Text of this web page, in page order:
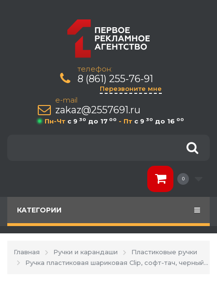
телефон:
8 (861) 255-76-91
Перезвоните мне
e-mail
zakaz@2557691.ru
Пн-Чт c 9 30 до 17 00 - Пт c 9 30 до 16 00
0
КАТЕГОРИИ
Главная Ручки и карандаши
Пластиковые ручки
Ручка пластиковая шариковая Clip, софт-тач, черный